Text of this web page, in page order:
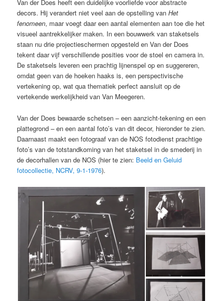
Van der Does heeft een duidelijke voorliefde voor abstracte
decors. Hij verandert niet veel aan de opstelling vanHet
fenomeen, maar voegt daar een aantal elementen aan toe die het
visueel aantrekkelijker maken. In een bouwwerk van staketsels
staan nu drie projectieschermen opgesteld en Van der Does
tekent daar vijf verschillende posities voor de stoel en camera in.
De staketsels leveren een prachtig lijnenspel op en suggereren,
omdat geen van de hoeken haaks is, een perspectivische
vertekening op, wat qua thematiek perfect aansluit op de
vertekende werkelijkheid van Van Meegeren.
Van der Does bewaarde schetsen – een aanzicht-tekening en een
plattegrond – en een aantal foto’s van dit decor, hieronder te zien.
Daarnaast maakt een fotograaf van de NOS fotodienst prachtige
foto’s van de totstandkoming van het staketsel in de smederij in
de decorhallen van de NOS (hier te zien: Beeld en Geluid
fotocollectie, NCRV, 9-1-1976).